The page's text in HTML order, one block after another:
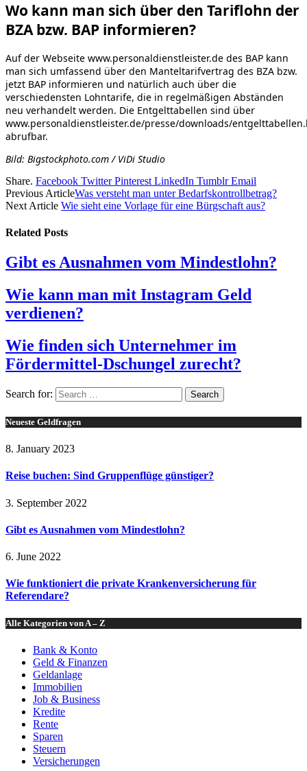
Wo kann man sich über den Tariflohn der
BZA bzw. BAP informieren?
Auf der Webseite www.personaldienstleister.de des BAP kann
man sich umfassend über den Manteltarifvertrag des BZA bzw.
jetzt BAP informieren und natürlich auch über die
verschiedensten Lohntarife, die in regelmäßigen Abständen
neu verhandelt werden. Die Entgelttabellen sind über
www.personaldienstleister.de/presse/downloads/
abrufbar.
Bild: Bigstockphoto.com / ViDi Studio
Share. Facebook Twitter Pinterest LinkedIn Tumblr Email
Previous ArticleWas versteht man unter Bedarfskontrollbetrag?
Next Article Wie sieht eine Vorlage für eine Bürgschaft aus?
Related Posts
Gibt es Ausnahmen vom Mindestlohn?
Wie kann man mit Instagram Geld
verdienen?
Wie finden sich Unternehmer im
Fördermittel-Dschungel zurecht?
Search for:
Neueste Geldfragen
8. January 2023
Reise buchen: Sind Gruppenflüge günstiger?
3. September 2022
Gibt es Ausnahmen vom Mindestlohn?
6. June 2022
Wie funktioniert die private Krankenversicherung für
Referendare?
Alle Kategorien von A – Z
Bank & Konto
Geld & Finanzen
Geldanlage
Immobilien
Job & Business
Kredite
Rente
Sparen
Steuern
Versicherungen